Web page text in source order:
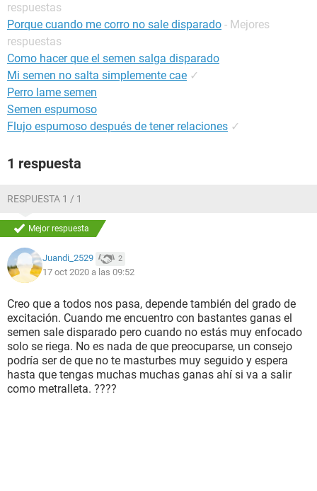
respuestas
Porque cuando me corro no sale disparado - Mejores
respuestas
Como hacer que el semen salga disparado
Mi semen no salta simplemente cae ✓
Perro lame semen
Semen espumoso
Flujo espumoso después de tener relaciones ✓
1 respuesta
RESPUESTA 1 / 1
Mejor respuesta
Juandi_2529 2
17 oct 2020 a las 09:52
Creo que a todos nos pasa, depende también del grado de
excitación. Cuando me encuentro con bastantes ganas el
semen sale disparado pero cuando no estás muy enfocado
solo se riega. No es nada de que preocuparse, un consejo
podría ser de que no te masturbes muy seguido y espera
hasta que tengas muchas muchas ganas ahí si va a salir
como metralleta. ????